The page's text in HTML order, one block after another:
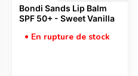
Bondi Sands Lip Balm
SPF 50+ - Sweet Vanilla
En rupture de stock